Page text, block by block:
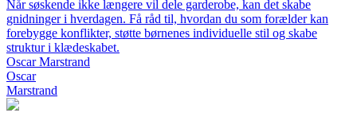
Når søskende ikke længere vil dele garderobe, kan det skabe
gnidninger i hverdagen. Få råd til, hvordan du som forælder kan
forebygge konflikter, støtte børnenes individuelle stil og skabe
struktur i klædeskabet.
Oscar Marstrand
Oscar
Marstrand